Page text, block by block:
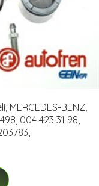
BENZ,
004 423 31 98,